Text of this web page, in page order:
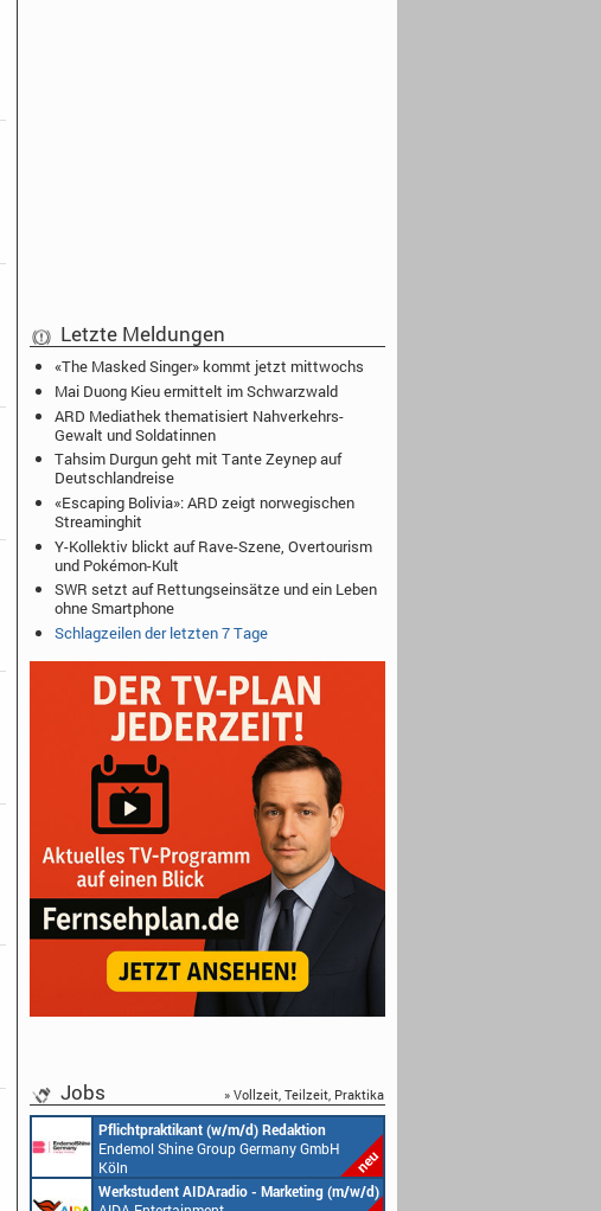
Letzte Meldungen
«The Masked Singer» kommt jetzt mittwochs
Mai Duong Kieu ermittelt im Schwarzwald
ARD Mediathek thematisiert Nahverkehrs-
Gewalt und Soldatinnen
Tahsim Durgun geht mit Tante Zeynep auf
Deutschlandreise
«Escaping Bolivia»: ARD zeigt norwegischen
Streaminghit
Y-Kollektiv blickt auf Rave-Szene, Overtourism
und Pokémon-Kult
SWR setzt auf Rettungseinsätze und ein Leben
ohne Smartphone
Schlagzeilen der letzten 7 Tage
Jobs » Vollzeit, Teilzeit, Praktika
Pflichtpraktikant (w/m/d) Redaktion
Endemol Shine Group Germany GmbH
Köln
Werkstudent AIDAradio - Marketing (m/w/d)